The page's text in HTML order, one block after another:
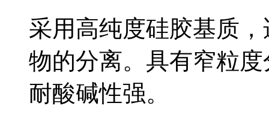
采用高纯度硅胶基质
物的分离。具有窄粒
耐酸碱性强。